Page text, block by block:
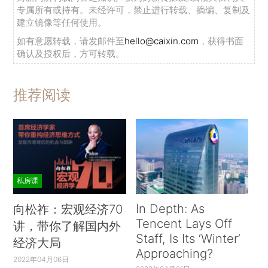
专属所有或持有。未经许可，禁止进行转载、摘编、复制及
建立镜像等任何使用。
如有意愿转载，请发邮件至hello@caixin.com ，获得书面
确认及授权后，方可转载。
推荐阅读
私房课
向松祚：宏观经济70
讲，带你了解国内外
经济大局
2022年04月06日
In Depth: As
Tencent Lays Off
Staff, Is Its ‘Winter’
Approaching?